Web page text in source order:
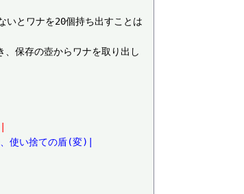
いとワナを20個持ち出すことは
保存の壺からワナを取り出し
使い捨ての盾(変)|